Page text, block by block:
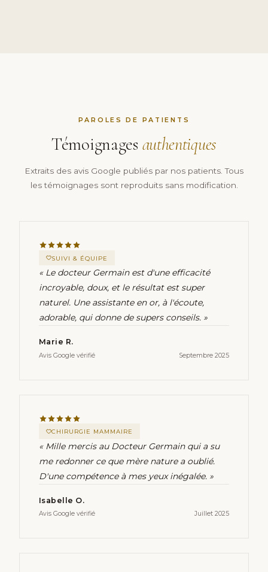
PAROLES DE PATIENTS
Témoignages authentiques
Extraits des avis Google publiés par nos patients. Tous
les témoignages sont reproduits sans modification.
SUIVI & ÉQUIPE
« Le docteur Germain est d'une efficacité
incroyable, doux, et le résultat est super
naturel. Une assistante en or, à l'écoute,
adorable, qui donne de supers conseils. »
Marie R.
Avis Google vérifié Septembre 2025
CHIRURGIE MAMMAIRE
« Mille mercis au Docteur Germain qui a su
me redonner ce que mère nature a oublié.
D'une compétence à mes yeux inégalée. »
Isabelle O.
Avis Google vérifié Juillet 2025